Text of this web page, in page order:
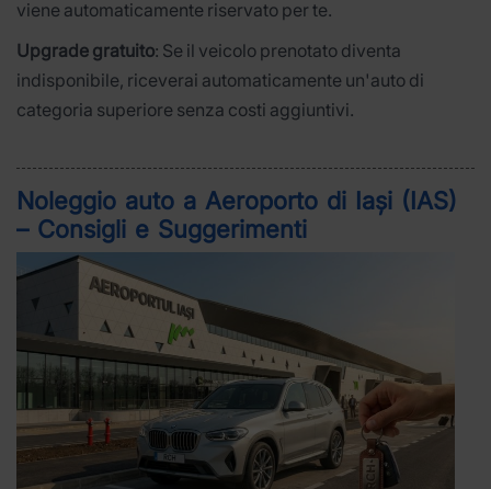
viene automaticamente riservato per te.
Upgrade gratuito: Se il veicolo prenotato diventa
indisponibile, riceverai automaticamente un'auto di
categoria superiore senza costi aggiuntivi.
Noleggio auto a Aeroporto di Iași (IAS)
– Consigli e Suggerimenti